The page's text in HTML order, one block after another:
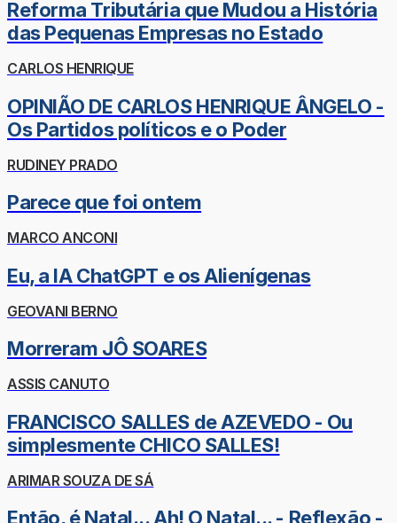
Reforma Tributária que Mudou a História
das Pequenas Empresas no Estado
CARLOS HENRIQUE
OPINIÃO DE CARLOS HENRIQUE ÂNGELO -
Os Partidos políticos e o Poder
RUDINEY PRADO
Parece que foi ontem
MARCO ANCONI
Eu, a IA ChatGPT e os Alienígenas
GEOVANI BERNO
Morreram JÔ SOARES
ASSIS CANUTO
FRANCISCO SALLES de AZEVEDO - Ou
simplesmente CHICO SALLES!
ARIMAR SOUZA DE SÁ
Então, é Natal... Ah! O Natal... - Reflexão -